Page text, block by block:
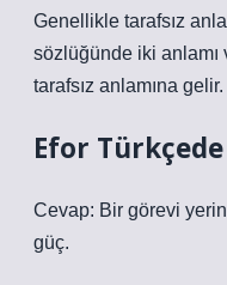
Genellikle tarafsız
sözlüğünde iki anlamı
tarafsız anlamına gelir.
Efor
Cevap: Bir görevi
güç.